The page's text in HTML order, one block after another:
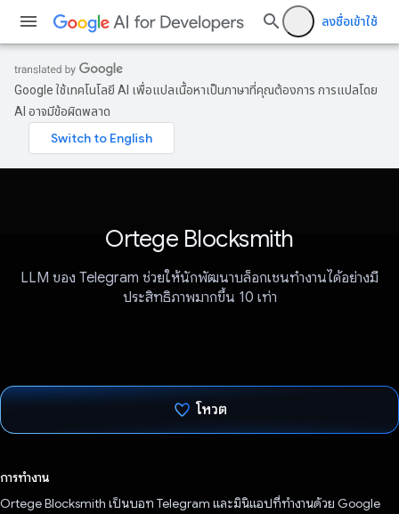
ลงชื่อเข้าใช้
Google ใช้เทคโนโลยี AI เพื่อแปลเนื้อหาเป็นภาษาที่คุณต้องการ การแปลโดย
AI อาจมีข้อผิดพลาด
Ortege Blocksmith
LLM ของ Telegram ช่วยให้นักพัฒนาบล็อกเชนทำงานได้อย่างมี
ประสิทธิภาพมากขึ้น 10 เท่า
โหวต
การทำงาน
Ortege Blocksmith เป็นบอท Telegram และมินิแอปที่ทำงานด้วย Google